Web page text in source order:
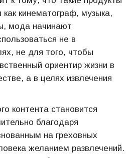
как кинематограф, музыка,
мода начинают
не в
не для того, чтобы
ориентир жизни в
а в целях извлечения
контента становится
благодаря
на греховных
желанием развлечений.